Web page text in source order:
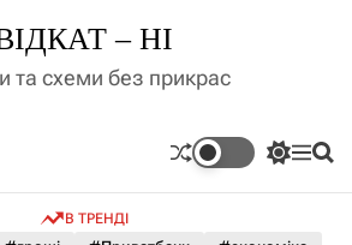
– НІ
та схеми без прикрас
П
М П
В ТРЕНДІ